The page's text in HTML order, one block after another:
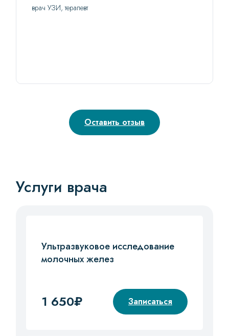
врач УЗИ, терапевт
Оставить отзыв
Услуги врача
Ультразвуковое исследование
молочных желез
1 650₽ Записаться